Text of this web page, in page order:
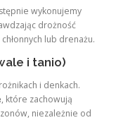
wykonujemy
drożność
lub drenażu.
i tanio)
i denkach.
, które zachowują
niezależnie od